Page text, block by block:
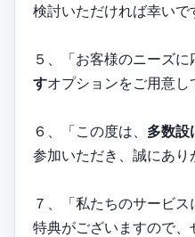
検討いただければ幸いで
５、「お客様のニーズに
すオプションをご用意し
６、「この度は、 多数設
参加いただき、誠にあり
７、「私たちのサービス
特典がございますので、